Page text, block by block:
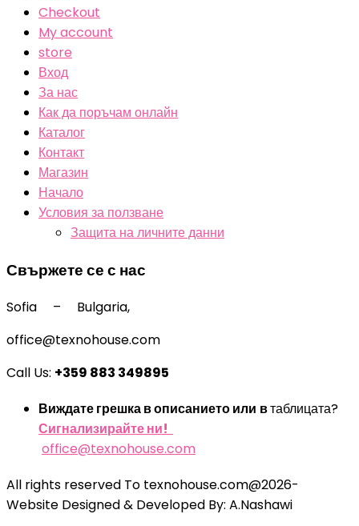
Checkout
My account
store
Вход
За нас
Как да поръчам онлайн
Каталог
Контакт
Магазин
Начало
Условия за ползване
Защита на личните данни
Свържете се с нас
Sofia – Bulgaria,
office@texnohouse.com
Call Us: +359 883 349895
Виждате грешка в описанието или втаблицата?
Сигнализирайте ни!
office@texnohouse.com
All rights reserved To texnohouse.com@2026-
Website Designed & Developed By: A.Nashawi